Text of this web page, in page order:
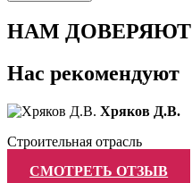
НАМ ДОВЕРЯЮТ
Нас рекомендуют
Хряков Д.В.
Строительная отрасль
СМОТРЕТЬ ОТЗЫВ